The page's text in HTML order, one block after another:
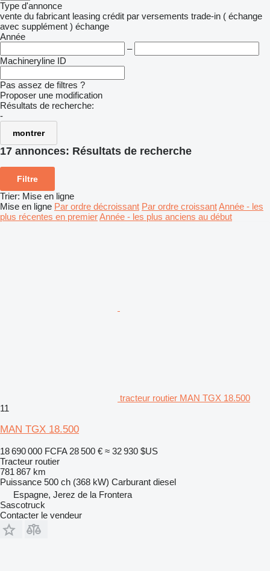
Type d'annonce
vente du fabricant leasing crédit par versements trade-in ( échange
avec supplément ) échange
Année
–
Machineryline ID
Pas assez de filtres ?
Proposer une modification
Résultats de recherche:
-
montrer
17 annonces: Résultats de recherche
Filtre
Trier: Mise en ligne
Mise en ligne Par ordre décroissant Par ordre croissantAnnée - les
plus récentes en premierAnnée - les plus anciens au début
tracteur routier MAN TGX 18.500
11
MAN TGX 18.500
18 690 000 FCFA 28 500 € ≈ 32 930 $US
Tracteur routier
781 867 km
Puissance 500 ch (368 kW) Carburant diesel
Espagne, Jerez de la Frontera
Sascotruck
Contacter le vendeur